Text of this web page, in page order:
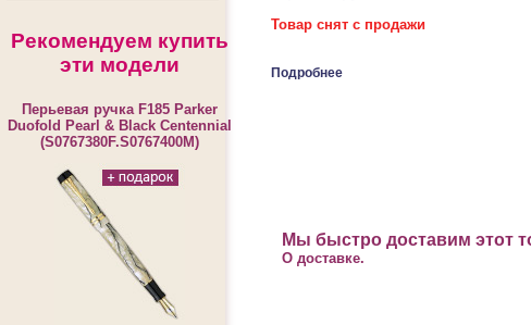
Рекомендуем купить
эти модели
Перьевая ручка F185 Parker
Duofold Pearl & Black Centennial
(S0767380F.S0767400M)
Товар снят с продажи
Подробнее
Мы быстро доставим этот
О доставке.